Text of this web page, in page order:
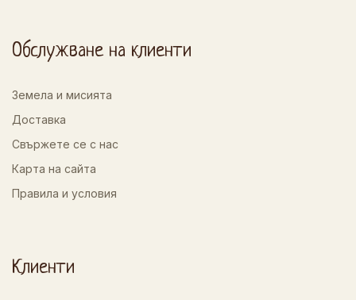
Обслужване на клиенти
Земела и мисията
Доставка
Свържете се с нас
Карта на сайта
Правила и условия
Клиенти